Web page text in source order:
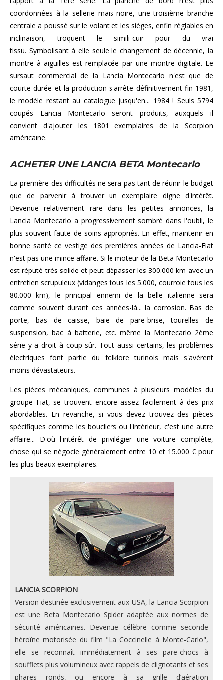
coordonnées à la sellerie mais noire, une troisième branche
centrale a poussé sur le volant et les sièges, enfin réglables en
inclinaison, troquent le simili-cuir pour du vrai
tissu. Symbolisant à elle seule le changement de décennie, la
montre à aiguilles est remplacée par une montre digitale. Le
sursaut commercial de la Lancia Montecarlo n'est que de
courte durée et la production s'arrête définitivement fin 1981,
le modèle restant au catalogue jusqu'en... 1984 ! Seuls 5794
coupés Lancia Montecarlo seront produits, auxquels il
convient d'ajouter les 1801 exemplaires de la Scorpion
américaine.
ACHETER UNE LANCIA BETA Montecarlo
La première des difficultés ne sera pas tant de réunir le budget
que de parvenir à trouver un exemplaire digne d'intérêt.
Devenue relativement rare dans les petites annonces, la
Lancia Montecarlo a progressivement sombré dans l'oubli, le
plus souvent faute de soins appropriés. En effet, maintenir en
bonne santé ce vestige des premières années de Lancia-Fiat
n'est pas une mince affaire. Si le moteur de la Beta Montecarlo
est réputé très solide et peut dépasser les 300.000 km avec un
entretien scrupuleux (vidanges tous les 5.000, courroie tous les
80.000 km), le principal ennemi de la belle italienne sera
comme souvent durant ces années-là... la corrosion. Bas de
porte, bas de caisse, baie de pare-brise, tourelles de
suspension, bac à batterie, etc. même la Montecarlo 2ème
série y a droit à coup sûr. Tout aussi certains, les problèmes
électriques font partie du folklore turinois mais s'avèrent
moins dévastateurs.
Les pièces mécaniques, communes à plusieurs modèles du
groupe Fiat, se trouvent encore assez facilement à des prix
abordables. En revanche, si vous devez trouvez des pièces
spécifiques comme les boucliers ou l'intérieur, c'est une autre
affaire... D'où l'intérêt de privilégier une voiture complète,
chose qui se négocie généralement entre 10 et 15.000 € pour
les plus beaux exemplaires.
LANCIA SCORPION
Version destinée exclusivement aux USA, la Lancia Scorpion
est une Beta Montecarlo Spider adaptée aux normes de
sécurité américaines. Devenue célèbre comme seconde
héroïne motorisée du film "La Coccinelle à Monte-Carlo",
elle se reconnaît immédiatement à ses pare-chocs à
soufflets plus volumineux avec rappels de clignotants et ses
phares ronds, ou encore à sa grille d’aération